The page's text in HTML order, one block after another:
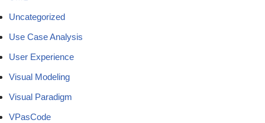
Uncategorized
Use Case Analysis
User Experience
Visual Modeling
Visual Paradigm
VPasCode